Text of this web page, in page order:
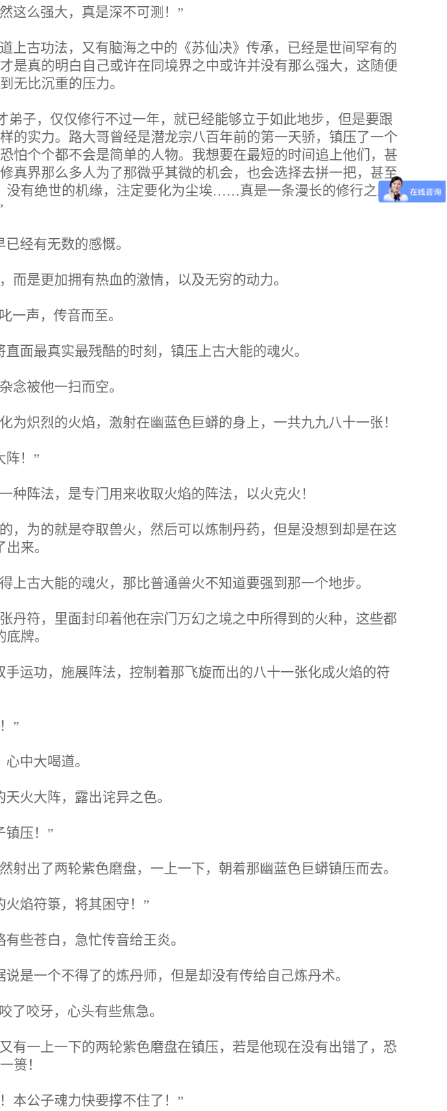
这么强大，真是深不可测！”
上古功法，又有脑海之中的《苏仙决》传承，已经是世间罕有的
是真的明白自己或许在同境界之中或许并没有那么强大，这随便
无比沉重的压力。
子，仅仅修行不过一年，就已经能够立于如此地步，但是要跟
的实力。路大哥曾经是潜龙宗八百年前的第一天骄，镇压了一个
怕个个都不会是简单的人物。我想要在最短的时间追上他们，甚
真界那么多人为了那微乎其微的机会，也会选择去拼一把，甚至
没有绝世的机缘，注定要化为尘埃……真是一条漫长的修行之路
经有无数的感慨。
而是更加拥有热血的激情，以及无穷的动力。
一声，传音而至。
面最真实最残酷的时刻，镇压上古大能的魂火。
念被他一扫而空。
炽烈的火焰，激射在幽蓝色巨蟒的身上，一共九九八十一张！
阵！”
阵法，是专门用来收取火焰的阵法，以火克火！
，为的就是夺取兽火，然后可以炼制丹药，但是没想到却是在这
来。
古大能的魂火，那比普通兽火不知道要强到那一个地步。
丹符，里面封印着他在宗门万幻之境之中所得到的火种，这些都
牌。
运功，施展阵法，控制着那飞旋而出的八十一张化成火焰的符
”
中大喝道。
火大阵，露出诧异之色。
镇压！”
出了两轮紫色磨盘，一上一下，朝着那幽蓝色巨蟒镇压而去。
火焰符箓，将其困守！”
些苍白，急忙传音给王炎。
是一个不得了的炼丹师，但是却没有传给自己炼丹术。
了咬牙，心头有些焦急。
有一上一下的两轮紫色磨盘在镇压，若是他现在没有出错了，恐
篑！
本公子魂力快要撑不住了！”